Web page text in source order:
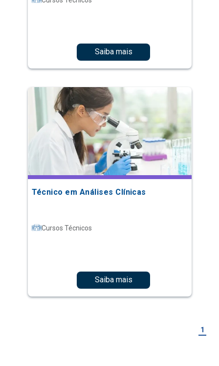
Saiba mais
Técnico em Análises Clínicas
Cursos Técnicos
Saiba mais
1